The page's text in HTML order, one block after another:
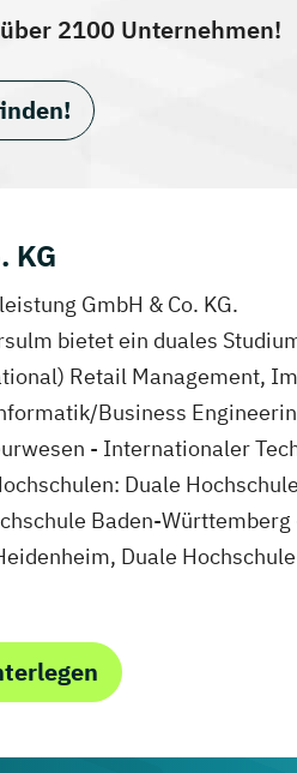
2100 Unternehmen!
KG
GmbH & Co. KG.
bietet ein duales
Retail Management,
Business
- Internationaler
Duale
Baden-Württemberg
Duale